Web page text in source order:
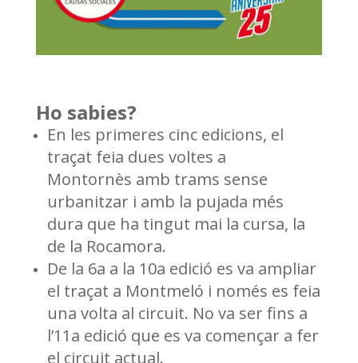
Ho sabies?
En les primeres cinc edicions, el
traçat feia dues voltes a
Montornès amb trams sense
urbanitzar i amb la pujada més
dura que ha tingut mai la cursa, la
de la Rocamora.
De la 6a a la 10a edició es va ampliar
el traçat a Montmeló i només es feia
una volta al circuit. No va ser fins a
l’11a edició que es va començar a fer
el circuit actual.